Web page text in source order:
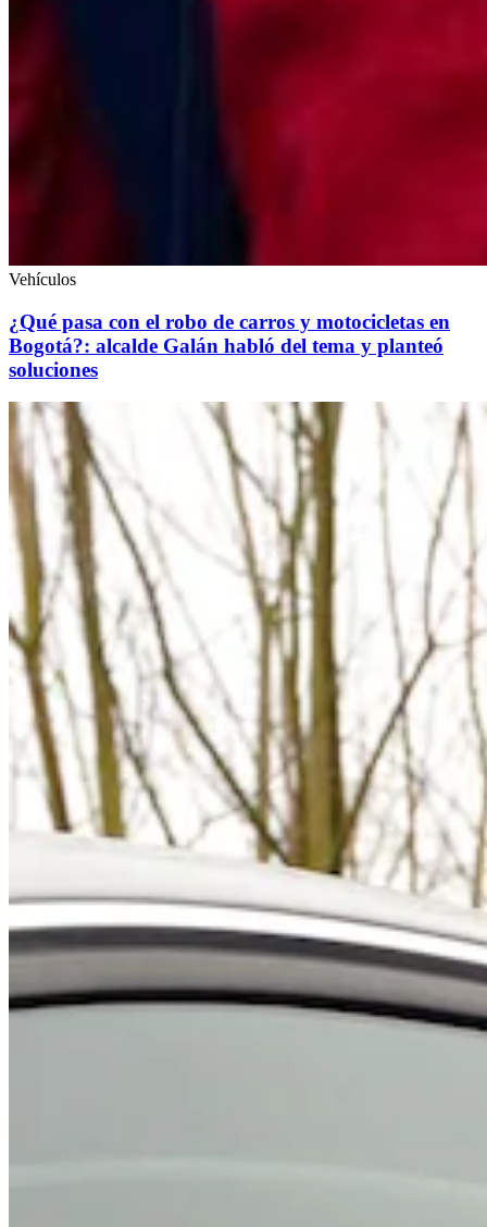
Vehículos
¿Qué pasa con el robo de carros y motocicletas en
Bogotá?: alcalde Galán habló del tema y planteó
soluciones